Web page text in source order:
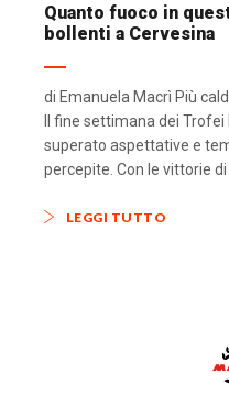
Quanto fuoco in
bollenti a Cervesina
di Emanuela Macrì Più
Il fine settimana dei
superato aspettative e
percepite. Con le vittorie di
LEGGI TUTTO